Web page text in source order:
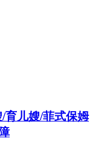
育儿嫂/菲式保姆